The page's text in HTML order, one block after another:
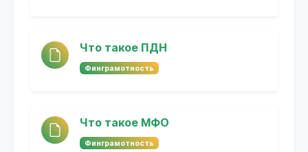
Что такое ПДН
Финграмотность
Что такое МФО
Финграмотность